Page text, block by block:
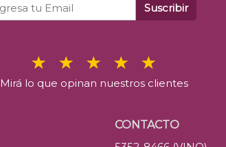
Suscribir
Mirá lo que opinan nuestros clientes
CONTACTO